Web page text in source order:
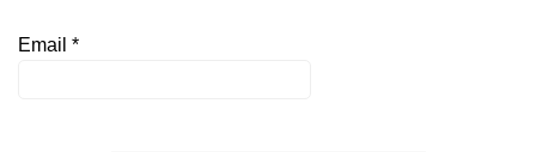
Email *